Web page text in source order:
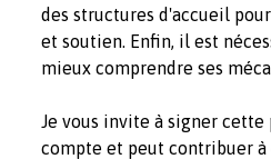
des structures d'accueil
et soutien. Enfin, il est
mieux comprendre ses
Je vous invite à signer
compte et peut contribuer à